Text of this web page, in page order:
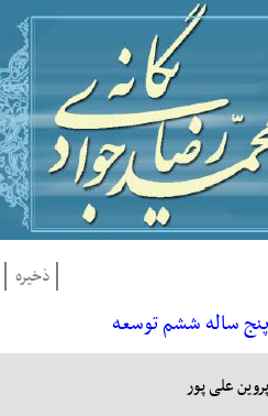
ذخيره
ساله ششم توسعه
علی پور